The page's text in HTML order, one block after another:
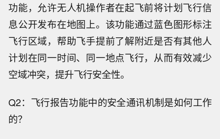
功能，允许无人机操作者在起飞前将计划飞行信
息公开发布在地图上。该功能通过蓝色图形标注
飞行区域，帮助飞手提前了解附近是否有其他人
计划在同一时间、同一地点飞行，从而有效减少
空域冲突，提升飞行安全性。
Q2：飞行报告功能中的安全通讯机制是如何工作
的？